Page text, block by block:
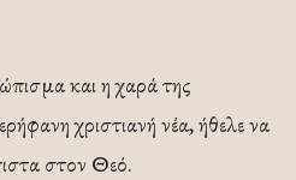
και η χαρά της
χριστιανή νέα, ήθελε να
στον Θεό.